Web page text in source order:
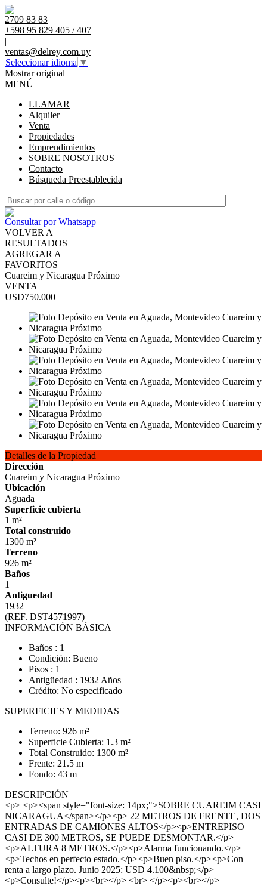
2709 83 83
+598 95 829 405 / 407
|
ventas@delrey.com.uy
Seleccionar idioma ▼
Mostrar original
MENÚ
LLAMAR
Alquiler
Venta
Propiedades
Emprendimientos
SOBRE NOSOTROS
Contacto
Búsqueda Preestablecida
Consultar por Whatsapp
VOLVER A
RESULTADOS
AGREGAR A
FAVORITOS
Cuareim y Nicaragua Próximo
VENTA
USD750.000
Detalles de la Propiedad
Dirección
Cuareim y Nicaragua Próximo
Ubicación
Aguada
Superficie cubierta
1 m²
Total construido
1300 m²
Terreno
926 m²
Baños
1
Antiguedad
1932
(REF. DST4571997)
INFORMACIÓN BÁSICA
Baños : 1
Condición: Bueno
Pisos : 1
Antigüedad : 1932 Años
Crédito: No especificado
SUPERFICIES Y MEDIDAS
Terreno: 926 m²
Superficie Cubierta: 1.3 m²
Total Construido: 1300 m²
Frente: 21.5 m
Fondo: 43 m
DESCRIPCIÓN
<p> <p><span style="font-size: 14px;">SOBRE CUAREIM CASI
NICARAGUA</span></p><p> 22 METROS DE FRENTE, DOS
ENTRADAS DE CAMIONES ALTOS</p><p>ENTREPISO
CASI DE 300 METROS, SE PUEDE DESMONTAR.</p>
<p>ALTURA 8 METROS.</p><p>Alarma funcionando.</p>
<p>Techos en perfecto estado.</p><p>Buen piso.</p><p>Con
renta a largo plazo. Junio 2025: USD 4.100&nbsp;</p>
<p>Consulte!</p><p><br></p> <br> </p><p><br></p>